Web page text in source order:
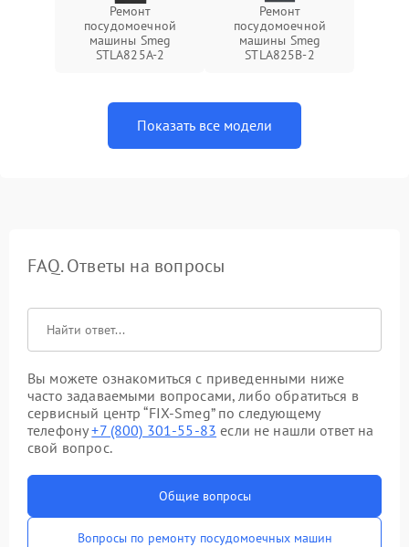
Ремонт
посудомоечной
машины Smeg
STLA825A-2
Ремонт
посудомоечной
машины Smeg
STLA825B-2
Показать все модели
FAQ. Ответы на вопросы
Вы можете ознакомиться с приведенными ниже
часто задаваемыми вопросами, либо обратиться в
сервисный центр “FIX-Smeg” по следующему
телефону+7 (800) 301-55-83 если не нашли ответ на
свой вопрос.
Общие вопросы
Вопросы по ремонту посудомоечных машин